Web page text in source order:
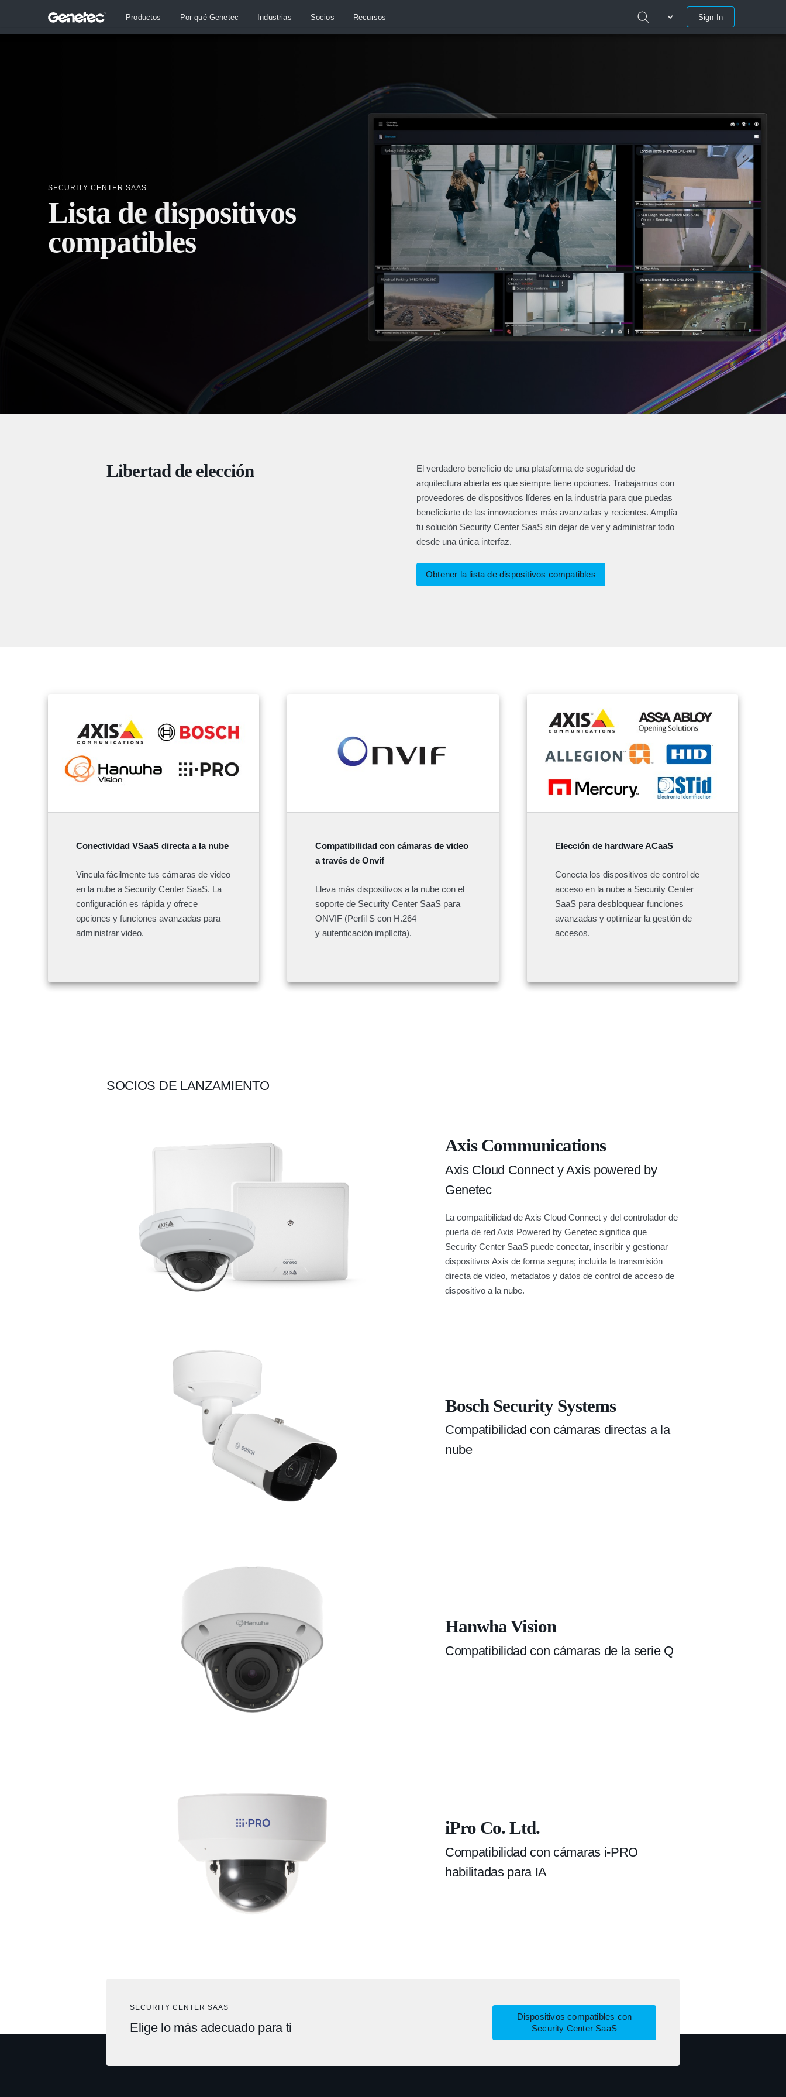
Productos Por qué Genetec Industrias Socios Recursos Sign In
SECURITY CENTER SAAS
Lista de dispositivos
compatibles
Libertad de elección
El verdadero beneficio de una plataforma de seguridad de
arquitectura abierta es que siempre tiene opciones. Trabajamos con
proveedores de dispositivos líderes en la industria para que puedas
beneficiarte de las innovaciones más avanzadas y recientes. Amplía
tu solución Security Center SaaS sin dejar de ver y administrar todo
desde una única interfaz.
Obtener la lista de dispositivos compatibles
Conectividad VSaaS directa a la nube
Vincula fácilmente tus cámaras de video
en la nube a Security Center SaaS. La
configuración es rápida y ofrece
opciones y funciones avanzadas para
administrar video.
Compatibilidad con cámaras de video
a través de Onvif
Lleva más dispositivos a la nube con el
soporte de Security Center SaaS para
ONVIF (Perfil S con H.264
y autenticación implícita).
Elección de hardware ACaaS
Conecta los dispositivos de control de
acceso en la nube a Security Center
SaaS para desbloquear funciones
avanzadas y optimizar la gestión de
accesos.
SOCIOS DE LANZAMIENTO
Axis Communications
Axis Cloud Connect y Axis powered by
Genetec
La compatibilidad de Axis Cloud Connect y del controlador de
puerta de red Axis Powered by Genetec significa que
Security Center SaaS puede conectar, inscribir y gestionar
dispositivos Axis de forma segura; incluida la transmisión
directa de video, metadatos y datos de control de acceso de
dispositivo a la nube.
Bosch Security Systems
Compatibilidad con cámaras directas a la
nube
Hanwha Vision
Compatibilidad con cámaras de la serie Q
iPro Co. Ltd.
Compatibilidad con cámaras i-PRO
habilitadas para IA
SECURITY CENTER SAAS
Elige lo más adecuado para ti
Dispositivos compatibles con
Security Center SaaS